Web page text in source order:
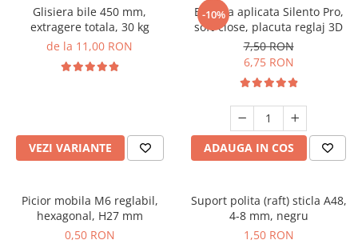
Glisiera bile 450 mm,
extragere totala, 30 kg
de la 11,00 RON
VEZI VARIANTE
-10%
Balama aplicata Silento Pro,
soft-close, placuta reglaj 3D
7,50 RON
6,75 RON
ADAUGA IN COS
Picior mobila M6 reglabil,
hexagonal, H27 mm
0,50 RON
Suport polita (raft) sticla A48,
4-8 mm, negru
1,50 RON